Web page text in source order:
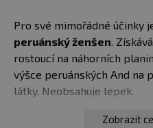
Pro své mimořádné účinky
peruánský ženšen.
rostoucí na náhorních
výšce peruánských And na
látky. Neobsahuje lepek.
Doporučené dávkování:
Zobrazit